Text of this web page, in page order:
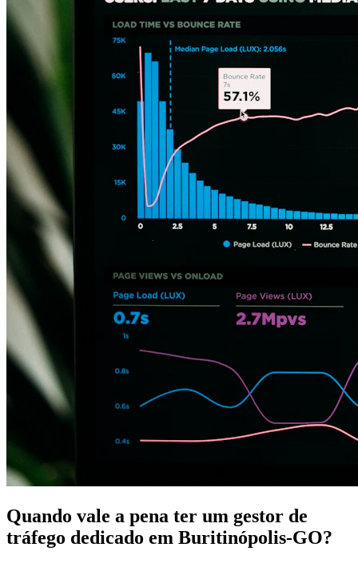
Quando vale a pena ter um gestor de
tráfego dedicado em Buritinópolis-GO?